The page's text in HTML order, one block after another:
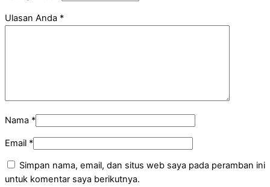
Ulasan Anda *
Nama *
Email *
Simpan nama, email, dan situs web saya pada peramban ini
untuk komentar saya berikutnya.